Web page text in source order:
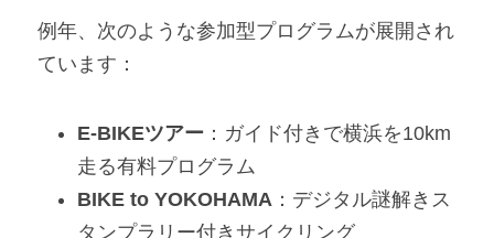
例年、次のような参加型プログラムが展開され
ています：
E-BIKEツアー ：ガイド付きで横浜を10km
走る有料プログラム
BIKE to YOKOHAMA ：デジタル謎解きス
タンプラリー付きサイクリング